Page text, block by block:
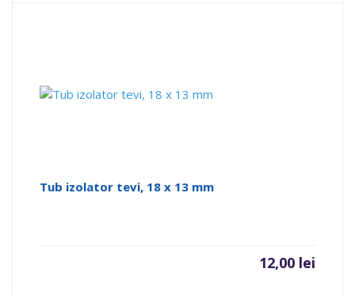
Tub izolator tevi, 18 x 13 mm
12,00 lei